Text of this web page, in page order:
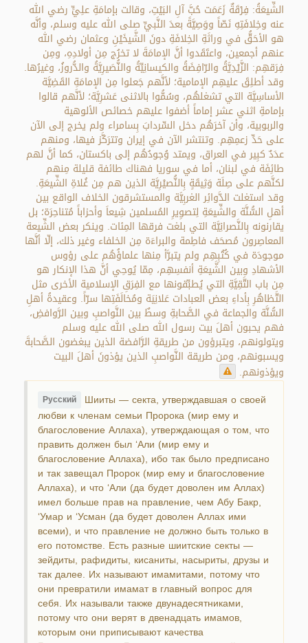
الشِّيعَةُ: فِرْقَةٌ زَعَمَت حُبَّ آلِ البَيْتِ، وقالت بإمامَةِ علِيٍّ رضي الله
عنه وخِلافَتِهِ نَصّاً ووَصِيَّةً بعدَ النَّبيِّ صلى الله عليه وسلم، وأنَّه
هو الأحَقُّ في وراثَةِ الخِلافَةِ دونَ الشَّيخَيْنِ وعثمان رضي الله
عنهم أجمعين، واعتَقَدوا أنَّ الإمامَةَ لا تخرُج مِن أولادِهِ، ومِن
فِرَقهِم: الزَّيْدِيَّةُ والرّافِضَةُ والكيسانِيِّةُ والنُّصَيرِيَّةُ والدُّروزُ، وغيرُها.
وقد أطلِقَ عليهِم الإمامية؛ لأنَّهم جَعلوا مِن الإمامَةِ القَضِيَّة
الأساسِيَّة التي تشغلهُم، وسُمُّوا بالاثنى عَشرِيَّة؛ لأنَّهم قالوا
بإمامةِ اثني عشر إماماً أضفوا عليهم خصائص الألوهية
والربوبية، وأن آخرَهُم دخل السِّردابَ بِسامراء ولم يخرج إلى الآن
على حَدِّ زعمِهِم. وتنتشر الآن في إيران وتترَكَّز فيها، ومنهم
عدَدٌ كبِير في العراق، ويمتد وُجودُهُم إلى باكستان، كما أنَّ لهم
طائِفَة في لبنان، أما في سوريا فهناك طائفة قليلة مِنهم
لكنَّهم على صِلَة وَثِيقَةٍ بِالنُّصيْرِيَّة الذين هم مِن غُلاةِ الشِّيعَةِ.
وقد استغلت الدَّوائِر الغربِيَّة والمستشرقون الخلاف الواقع بين
أهلِ السُّنَّة والشِّيعَةِ لِتصوِيرِ المُسلمين شِيعاَ وأحزاباً مُتناحِرَة؛ بل
يقارنونه بِالنَّصرانِيَّة التي بلغت فرقها المِئات. وينكر بعض الشِّيعة
المعاصِرون مُصحَف فاطِمة والبراءَة مِن الخلفاء وغير ذلك، إلّا أنَّها
موجودَة في كُتُبِهِم ولم يتبرَّأ مِنها علماؤُهُم على رؤوس
الأشهادِ وبين الشَّيعَةِ أنفسِهِم، مِمّا يُوحِي أنَّ هذا الإنكار هو
مِن باب التَّقِيَّةِ التي يُطبِّقونها مع الفِرَقِ الإسلامية الأخرى مثل
التَّظاهُرِ بِأداءِ بعض العبادات عَلانِيَة ومُخالَفَتِها سرّاً. وعقيدةُ أهلِ
السُّنَّة والجماعة في الصَّحابةِ وسطٌ بين النَّواصبِ وبين الرَّوافضِ،
فهم يحبون أهلَ بيت رسول الله صلى الله عليه وسلم
ويتولونهم، ويتبرؤون من طريقةِ الرَّافضة الذين يبغضون الصَّحابةَ
ويسبونهم، ومن طريقة النَّواصبِ الذين يؤذونَ أهلَ البيت
ويؤذونهم.
Русский Шииты — секта, утверждавшая о своей
любви к членам семьи Пророка (мир ему и
благословение Аллаха), утверждающая о том, что
править должен был ‘Али (мир ему и
благословение Аллаха), ибо так было предписано
и так завещал Пророк (мир ему и благословение
Аллаха), и что ‘Али (да будет доволен им Аллах)
имел больше прав на правление, чем Абу Бакр,
‘Умар и ‘Усман (да будет доволен Аллах ими
всеми), и что правление не должно быть только в
его потомстве. Есть разные шиитские секты —
зейдиты, рафидиты, кисаниты, насыриты, друзы и
так далее. Их называют имамитами, потому что
они превратили имамат в главный вопрос для
себя. Их называли также двунадесятниками,
потому что они верят в двенадцать имамов,
которым они приписывают качества